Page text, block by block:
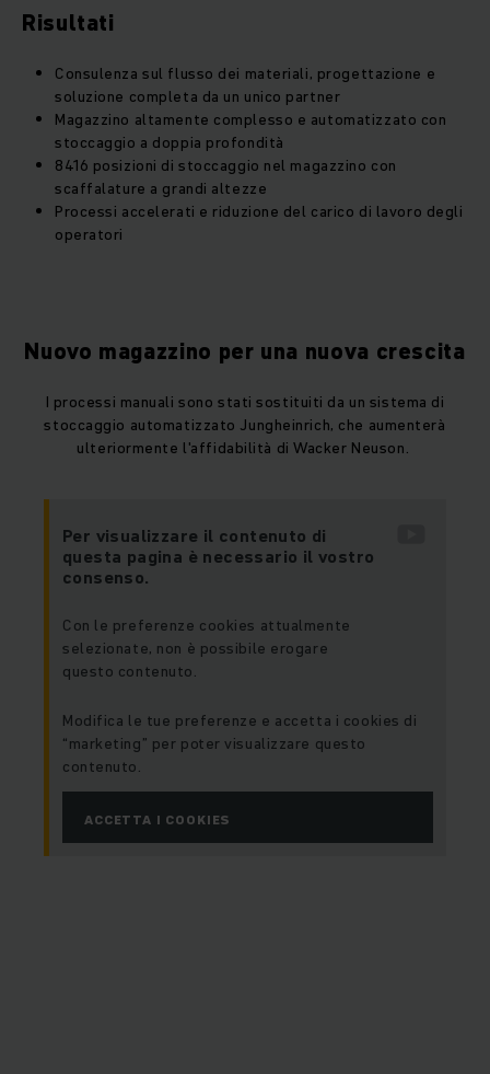
Risultati
Consulenza sul flusso dei materiali, progettazione e
soluzione completa da un unico partner
Magazzino altamente complesso e automatizzato con
stoccaggio a doppia profondità
8416 posizioni di stoccaggio nel magazzino con
scaffalature a grandi altezze
Processi accelerati e riduzione del carico di lavoro degli
operatori
Nuovo magazzino per una nuova crescita
I processi manuali sono stati sostituiti da un sistema di
stoccaggio automatizzato Jungheinrich, che aumenterà
ulteriormente l'affidabilità di Wacker Neuson.
Per visualizzare il contenuto di
questa pagina è necessario il vostro
consenso.
Con le preferenze cookies attualmente
selezionate, non è possibile erogare
questo contenuto.
Modifica le tue preferenze e accetta i cookies di
“marketing” per poter visualizzare questo
contenuto.
ACCETTA I COOKIES